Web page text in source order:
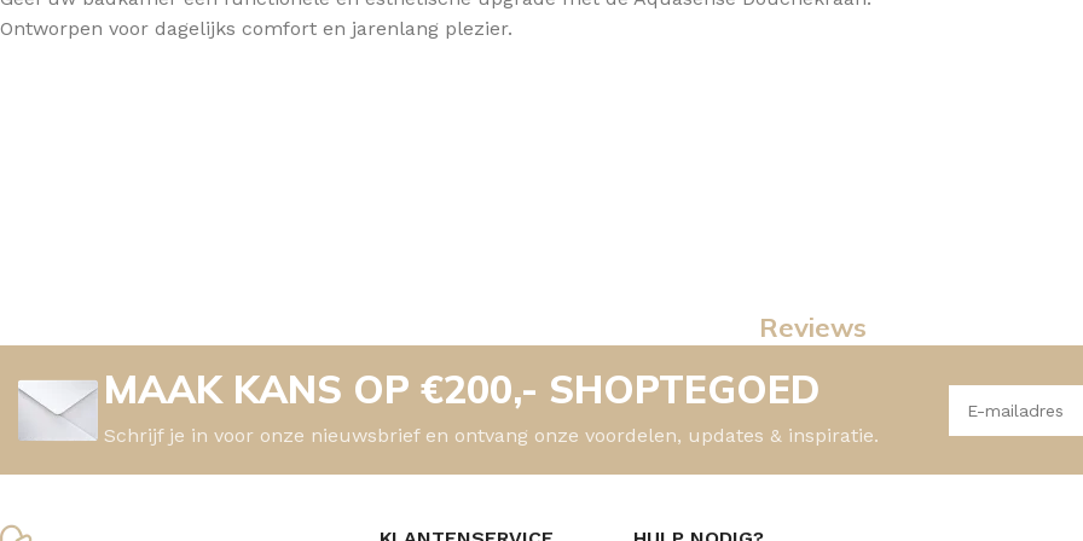
Ontworpen voor dagelijks comfort en jarenlang plezier.
Reviews
MAAK KANS OP €200,- SHOPTEGOED
Schrijf je in voor onze nieuwsbrief en ontvang onze voordelen, updates & inspiratie.